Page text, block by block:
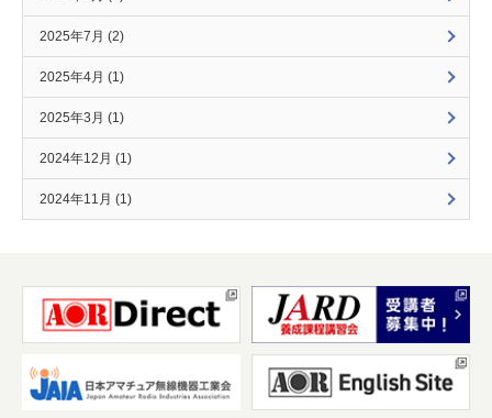
2025年7月 (2)
2025年4月 (1)
2025年3月 (1)
2024年12月 (1)
2024年11月 (1)